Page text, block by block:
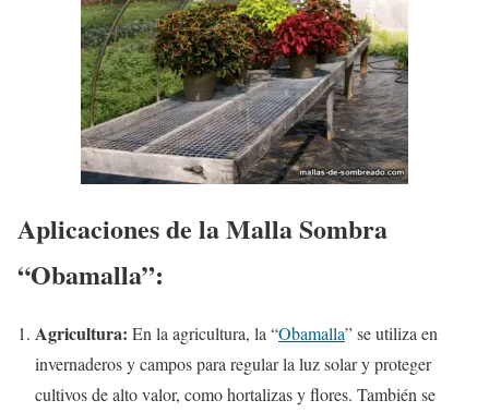
Aplicaciones de la Malla Sombra
“Obamalla”:
Agricultura: En la agricultura, la “Obamalla” se utiliza en
invernaderos y campos para regular la luz solar y proteger
cultivos de alto valor, como hortalizas y flores. También se